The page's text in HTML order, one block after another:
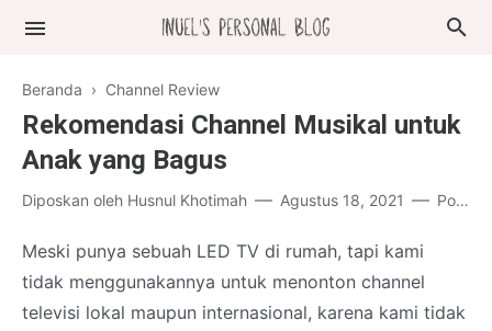
Beranda › Channel Review
Rekomendasi Channel Musikal untuk
Anak yang Bagus
Diposkan oleh Husnul Khotimah Agustus 18, 2021 Posting Komentar
Meski punya sebuah LED TV di rumah, tapi kami
tidak menggunakannya untuk menonton channel
televisi lokal maupun internasional, karena kami tidak